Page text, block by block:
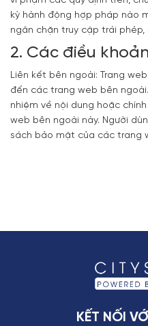
kỳ hành động hợp pháp nào
ngăn chặn truy cập trái
2. Các điều
Liên kết bên ngoài: Trang
đến các trang web bên
nhiệm về nội dung hoặc
web bên ngoài này. Người
sách bảo mật của các trang
KẾT NỐI